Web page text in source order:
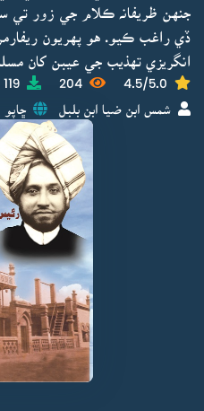
جنهن ظريفانہ ڪلام جي زور تي
ڏي راغب ڪيو. هو پهريون
انگريزي تهذيب جي عيبن کان
4.5/5.0
204
119
شمس ابن ضيا ابن بلبل ڇاپو